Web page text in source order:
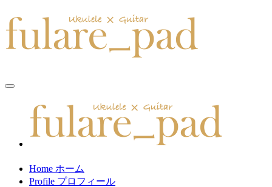
toggle
Home ホーム
Profile プロフィール